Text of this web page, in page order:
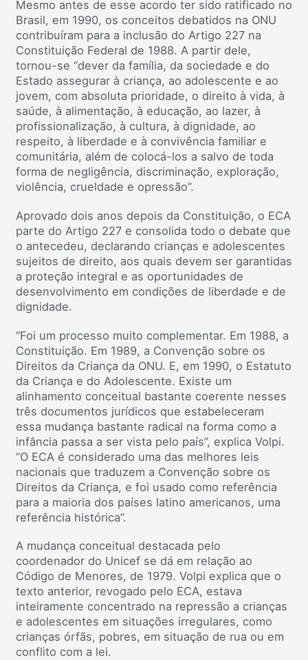
Mesmo antes de esse acordo ter sido ratificado no
Brasil, em 1990, os conceitos debatidos na ONU
contribuíram para a inclusão do Artigo 227 na
Constituição Federal de 1988. A partir dele,
tornou-se “dever da família, da sociedade e do
Estado assegurar à criança, ao adolescente e ao
jovem, com absoluta prioridade, o direito à vida, à
saúde, à alimentação, à educação, ao lazer, à
profissionalização, à cultura, à dignidade, ao
respeito, à liberdade e à convivência familiar e
comunitária, além de colocá-los a salvo de toda
forma de negligência, discriminação, exploração,
violência, crueldade e opressão”.
Aprovado dois anos depois da Constituição, o ECA
parte do Artigo 227 e consolida todo o debate que
o antecedeu, declarando crianças e adolescentes
sujeitos de direito, aos quais devem ser garantidas
a proteção integral e as oportunidades de
desenvolvimento em condições de liberdade e de
dignidade.
“Foi um processo muito complementar. Em 1988, a
Constituição. Em 1989, a Convenção sobre os
Direitos da Criança da ONU. E, em 1990, o Estatuto
da Criança e do Adolescente. Existe um
alinhamento conceitual bastante coerente nesses
três documentos jurídicos que estabeleceram
essa mudança bastante radical na forma como a
infância passa a ser vista pelo país”, explica Volpi.
“O ECA é considerado uma das melhores leis
nacionais que traduzem a Convenção sobre os
Direitos da Criança, e foi usado como referência
para a maioria dos países latino americanos, uma
referência histórica”.
A mudança conceitual destacada pelo
coordenador do Unicef se dá em relação ao
Código de Menores, de 1979. Volpi explica que o
texto anterior, revogado pelo ECA, estava
inteiramente concentrado na repressão a crianças
e adolescentes em situações irregulares, como
crianças órfãs, pobres, em situação de rua ou em
conflito com a lei.